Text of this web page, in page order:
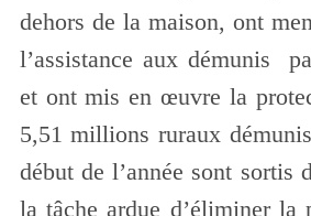
dehors de la maison, ont
l’assistance aux démunis
et ont mis en œuvre la
5,51 millions ruraux
début de l’année sont sortis
la tâche ardue d’éliminer la